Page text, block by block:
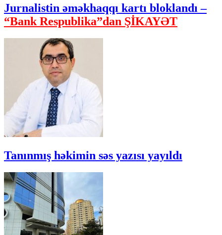
Jurnalistin əməkhaqqı kartı bloklandı –
“Bank Respublika”dan ŞİKAYƏT
Tanınmış həkimin səs yazısı yayıldı